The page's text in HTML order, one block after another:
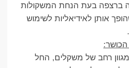
ברצפה בעת הנחת המשקולות
אותן לאידיאליות לשימוש
רחב של משקלים, החל